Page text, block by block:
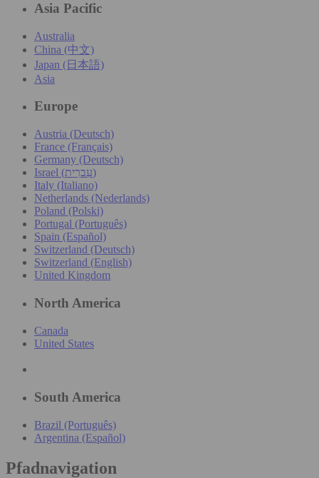
Asia Pacific
Australia
China (中文)
Japan (日本語)
Asia
Europe
Austria (Deutsch)
France (Français)
Germany (Deutsch)
Israel (עִברִית)
Italy (Italiano)
Netherlands (Nederlands)
Poland (Polski)
Portugal (Português)
Spain (Español)
Switzerland (Deutsch)
Switzerland (English)
United Kingdom
North America
Canada
United States
South America
Brazil (Português)
Argentina (Español)
Pfadnavigation